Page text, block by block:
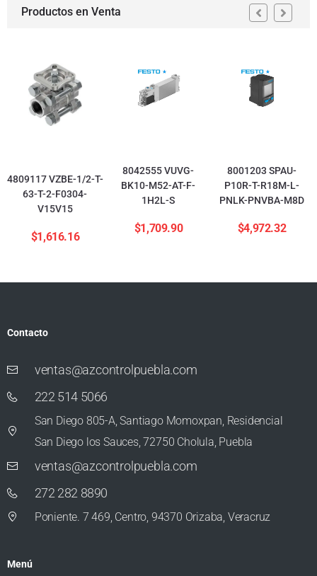
Productos en Venta
4809117 VZBE-1/2-T-
63-T-2-F0304-
V15V15
$1,616.16
8042555 VUVG-
BK10-M52-AT-F-
1H2L-S
$1,709.90
8001203 SPAU-
P10R-T-R18M-L-
PNLK-PNVBA-M8D
$4,972.32
Contacto
ventas@azcontrolpuebla.com
222 514 5066
San Diego 805-A, Santiago Momoxpan, Residencial
San Diego los Sauces, 72750 Cholula, Puebla
ventas@azcontrolpuebla.com
272 282 8890
Poniente. 7 469, Centro, 94370 Orizaba, Veracruz
Menú